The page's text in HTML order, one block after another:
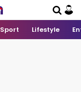
Sport Lifestyle